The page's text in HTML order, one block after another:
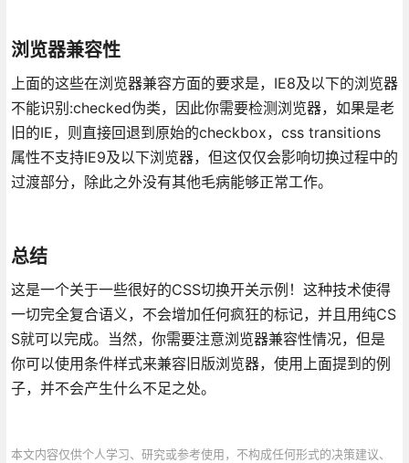
浏览器兼容性
上面的这些在浏览器兼容方面的要求是，IE8及以下的浏览器
不能识别:checked伪类，因此你需要检测浏览器，如果是老
旧的IE，则直接回退到原始的checkbox，css transitions
属性不支持IE9及以下浏览器，但这仅仅会影响切换过程中的
过渡部分，除此之外没有其他毛病能够正常工作。
总结
这是一个关于一些很好的CSS切换开关示例！这种技术使得
一切完全复合语义，不会增加任何疯狂的标记，并且用纯CS
S就可以完成。当然，你需要注意浏览器兼容性情况，但是
你可以使用条件样式来兼容旧版浏览器，使用上面提到的例
子，并不会产生什么不足之处。
本文内容仅供个人学习、研究或参考使用，不构成任何形式的决策建议、